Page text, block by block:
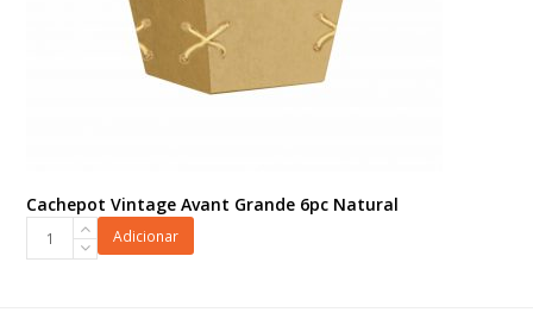
Cachepot Vintage Avant Grande 6pc Natural
Cachepot
Adicionar